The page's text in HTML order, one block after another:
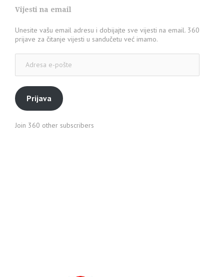
Vijesti na email
Unesite vašu email adresu i dobijajte sve vijesti na email. 360
prijave za čitanje vijesti u sandučetu već imamo.
pošte
Prijava
Join 360 other subscribers